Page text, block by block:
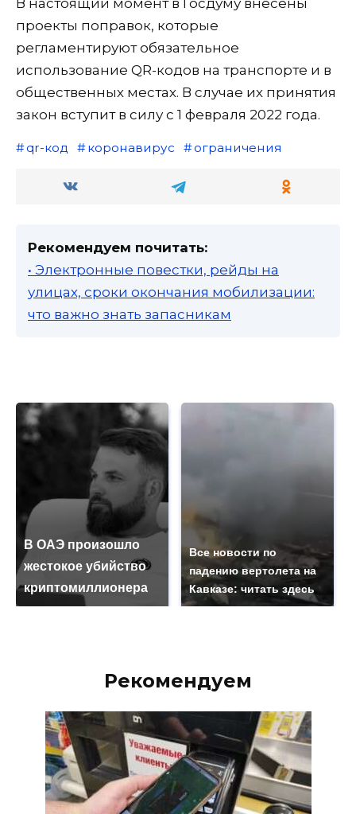
В настоящий момент в Госдуму внесены
проекты поправок, которые
регламентируют обязательное
использование QR-кодов на транспорте и в
общественных местах. В случае их принятия
закон вступит в силу с 1 февраля 2022 года.
qr-код коронавирус ограничения
Рекомендуем почитать:
• Электронные повестки, рейды на
улицах, сроки окончания мобилизации:
что важно знать запасникам
В ОАЭ произошло
жестокое убийство
криптомиллионера
Все новости по
падению вертолета на
Кавказе: читать здесь
Рекомендуем